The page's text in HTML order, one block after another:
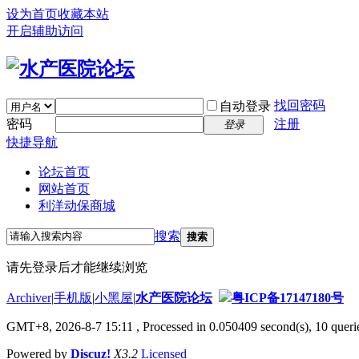
设为首页收藏本站
开启辅助访问
自动登录 找回密码
密码
登录
注册
快捷导航
论坛首页
网站首页
利洋动保商城
搜索 搜索
请先登录后才能继续浏览
Archiver|手机版|小黑屋|水产医院论坛 粤ICP备17147180号
GMT+8, 2026-8-7 15:11 , Processed in 0.050409 second(s), 10
Powered by Discuz! X3.2 Licensed